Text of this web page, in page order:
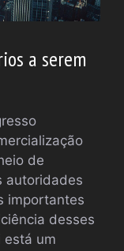
a serem
de
autoridades
importantes
desses
está um